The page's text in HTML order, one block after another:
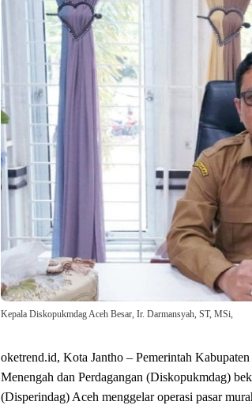
Kepala Diskopukmdag Aceh Besar, Ir. Darmansyah, ST, MSi,
oketrend.id, Kota Jantho – Pemerintah
Menengah dan Perdagangan (Diskopukmdag)
(Disperindag) Aceh menggelar operasi pasar